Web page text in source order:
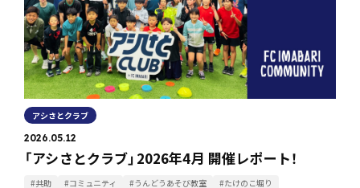
アシさとクラブ
2026.05.12
「アシさとクラブ」2026年4月 開催レポート！
#共助 #コミュニティ #うんどうあそび教室 #たけのこ堀り